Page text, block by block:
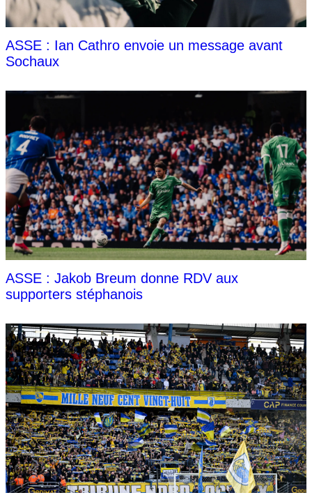
ASSE : Ian Cathro envoie un message avant
Sochaux
ASSE : Jakob Breum donne RDV aux
supporters stéphanois